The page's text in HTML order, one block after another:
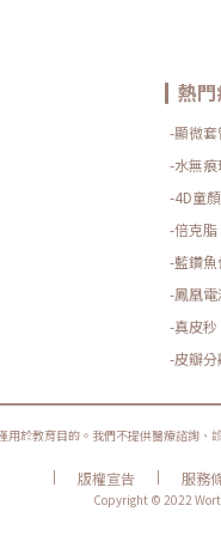
熱
-顯微
-水無
-4D童
-倍克脂
-藍鑽魚
-鳳凰電
-真皮秒
-皮瓣
用於教育目的。我們不提供醫療諮詢
| 版權宣告 | 服務
Copyright © 2022